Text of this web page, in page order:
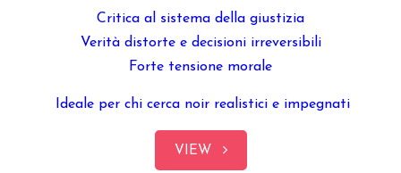
Critica al sistema della giustizia
Verità distorte e decisioni irreversibili
Forte tensione morale
Ideale per chi cerca noir realistici e impegnati
VIEW